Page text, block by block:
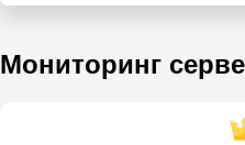
Мониторинг